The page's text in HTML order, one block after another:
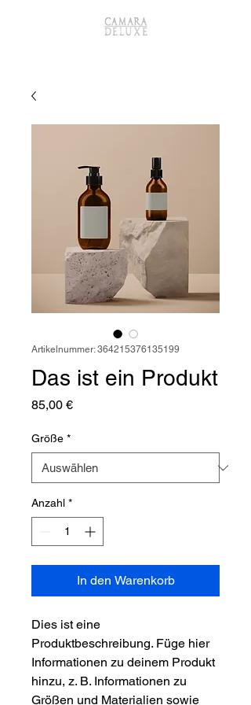
Artikelnummer: 364215376135199
Das ist ein Produkt
85,00 €Preis
Größe *
Anzahl *
In den Warenkorb
Dies ist eine
Produktbeschreibung. Füge hier
Informationen zu deinem Produkt
hinzu, z. B. Informationen zu
Größen und Materialien sowie